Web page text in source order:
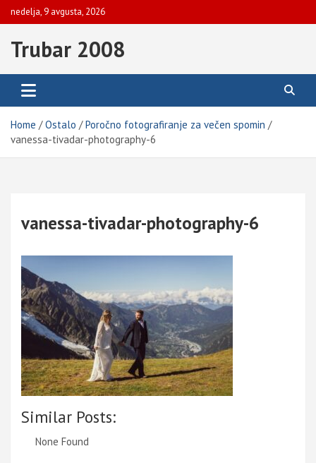
Skip
to
nedelja, 9 avgusta, 2026
Trubar 2008
Home Ostalo
Poročno fotografiranje za večen spomin
vanessa-tivadar-photography-6
vanessa-tivadar-photography-6
Similar Posts:
None Found